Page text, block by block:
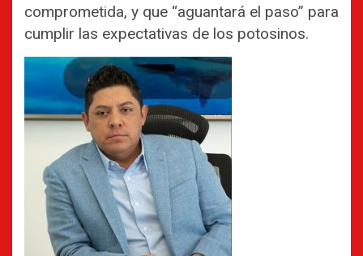
comprometida, y que “aguantará el paso” para
cumplir las expectativas de los potosinos.